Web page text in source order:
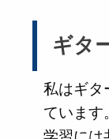
ギタ
私はギタ
ています